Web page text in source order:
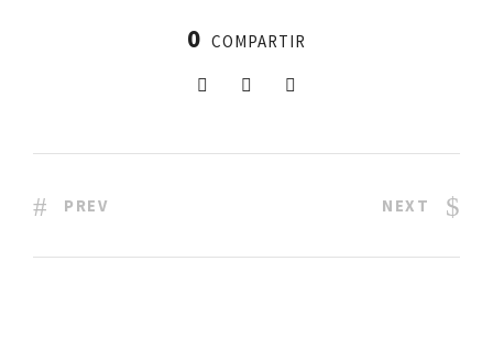
0 COMPARTIR
PREV NEXT